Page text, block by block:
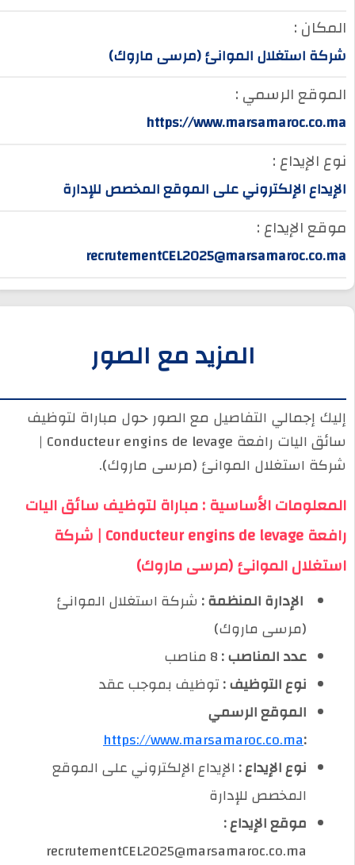
المكان :
شركة استغلال الموانئ (مرسى ماروك)
الموقع الرسمي :
https://www.marsamaroc.co.ma
نوع الإيداع :
الإيداع الإلكتروني على الموقع المخصص للإدارة
موقع الإيداع :
recrutementCEL2025@marsamaroc.co.ma
المزيد مع الصور
إليك إجمالي التفاصيل مع الصور حول مباراة لتوظيف
سائق اليات رافعة Conducteur engins de levage |
شركة استغلال الموانئ (مرسى ماروك).
المعلومات الأساسية : مباراة لتوظيف سائق اليات
رافعة Conducteur engins de levage | شركة
استغلال الموانئ (مرسى ماروك)
️ الإدارة المنظمة :شركة استغلال الموانئ
(مرسى ماروك)
عدد المناصب :8 مناصب
نوع التوظيف :توظيف بموجب عقد
الموقع الرسمي
https://www.marsamaroc.co.ma
نوع الإيداع :الإيداع الإلكتروني على الموقع
المخصص للإدارة
موقع الإيداع :
recrutementCEL2025@marsamaroc.co.ma